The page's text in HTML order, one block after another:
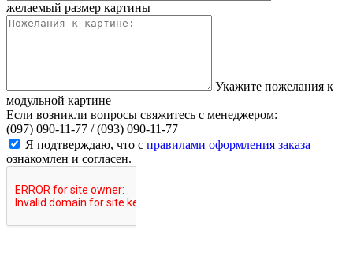
желаемый размер картины
Укажите пожелания к
модульной картине
Если возникли вопросы свяжитесь с менеджером:
(097) 090-11-77 /(093) 090-11-77
Я подтверждаю, что с правилами оформления заказа
ознакомлен и согласен.